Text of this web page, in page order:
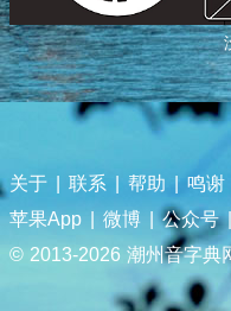
关于 联系 帮助 鸣谢
苹果App
微博 公众号 |
© 2013-2026 潮州音字典